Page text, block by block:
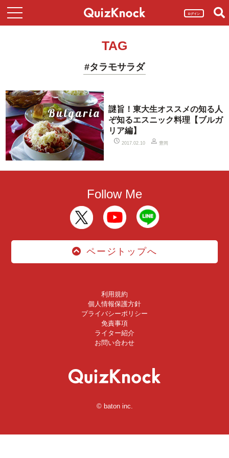
ログイン
TAG
#タラモサラダ
謎旨！東大生オススメの知る人
ぞ知るエスニック料理【ブルガ
リア編】
2017.02.10 豊岡
Follow Me
ページトップへ
利用規約
個人情報保護方針
プライバシーポリシー
免責事項
ライター紹介
お問い合わせ
© baton inc.